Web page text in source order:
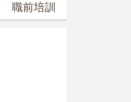
職前培訓